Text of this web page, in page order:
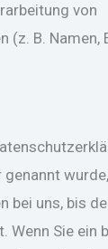
von
(z. B. Namen,
bei uns, bis
Wenn Sie ein